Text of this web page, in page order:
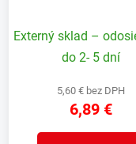
Externý sklad –
do 2- 5 dní
5,60 € bez DPH
6,89 €